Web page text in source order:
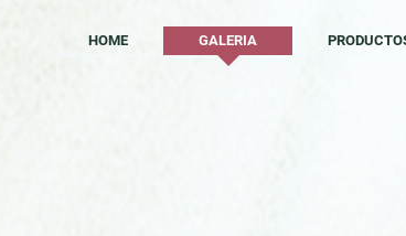
HOME GALERIA